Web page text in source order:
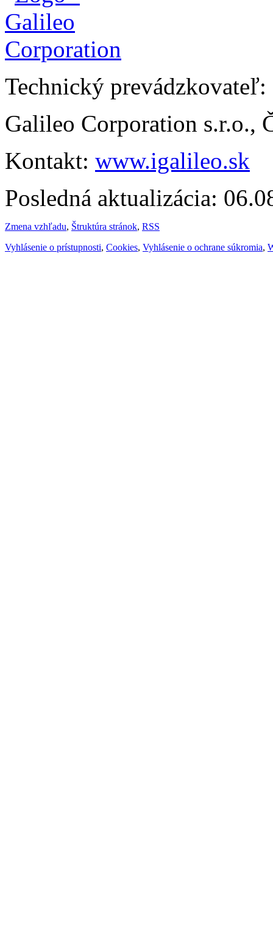
Technický prevádzkovateľ:
Galileo Corporation s.r.o.,
Kontakt: www.igalileo.sk
Posledná aktualizácia:
Zmena vzhľadu, Štruktúra stránok, RSS
Vyhlásenie o prístupnosti, Cookies, Vyhlásenie o ochrane súkromia,